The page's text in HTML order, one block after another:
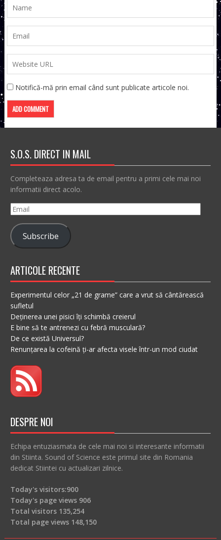
Notifică-mă prin email când sunt publicate articole noi.
S.O.S. DIRECT IN MAIL
Completeaza adresa ta de email pentru a primi cele mai noi
informatii direct acolo.
Email
Subscribe
ARTICOLE RECENTE
Experimentul celor „21 de grame” care a vrut să cântărească
sufletul
Deținerea unei pisici îți schimbă creierul
E bine să te antrenezi cu febră musculară?
De ce există Universul?
Renunțarea la cofeină ți-ar afecta visele într-un mod ciudat
DESPRE NOI
Echipa entuziasmata de cele mai noi si interesante informatii
din Stiinta. Sound of Science este primul site din Romania
dedicat Stiintei cu actualizari zilnice.
Today's visitors:900
Today's page views 906
Total visitors 135,254
Total page views 148,150